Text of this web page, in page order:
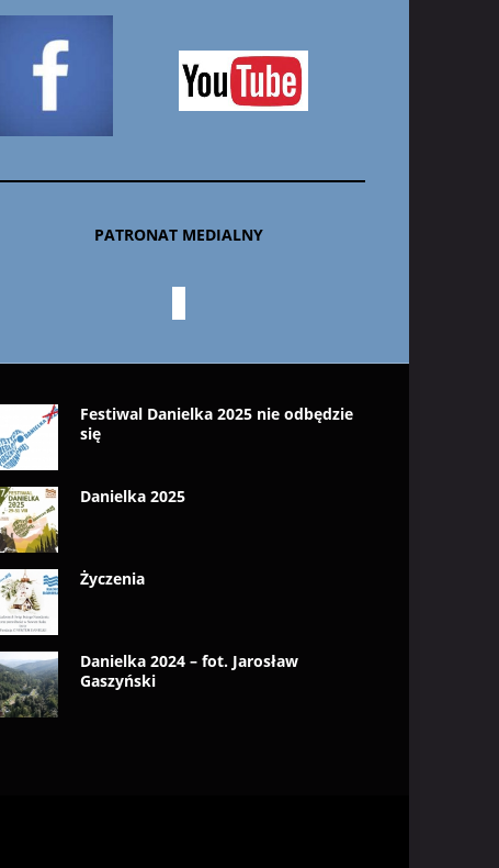
PATRONAT MEDIALNY
Festiwal Danielka 2025 nie odbędzie
się
Danielka 2025
Życzenia
Danielka 2024 – fot. Jarosław
Gaszyński